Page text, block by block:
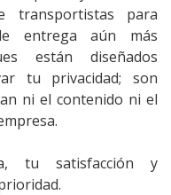
transportistas para
entrega aún más
están diseñados
tu privacidad; son
ni el contenido ni el
a, tu satisfacción y